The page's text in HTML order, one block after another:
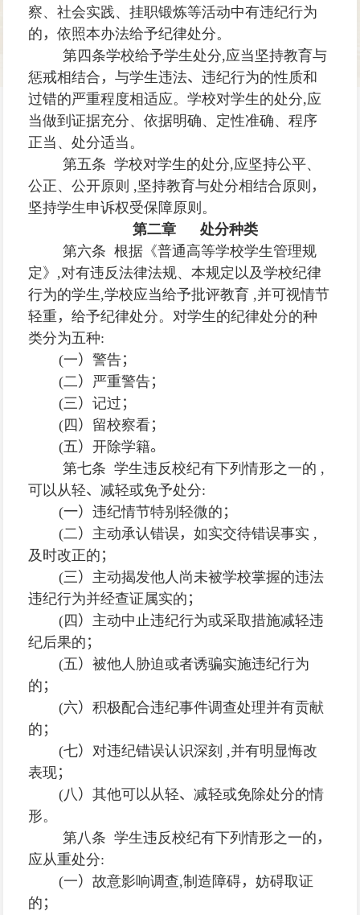
察、社会实践、挂职锻炼等活动中有违纪行为
的 ，依照本办法给予纪律处分。
第四条学校给予学生处分,应当坚持教育与
惩戒相结合 ，与学生违法、违纪行为的性质和
过错的严重程度相适应。学校对学生的处分,应
当做到证据充分、依据明确、定性准确、程序
正当、处分适当。
第五条 学校对学生的处分,应坚持公平、
公正、公开原则 ,坚持教育与处分相结合原则 ，
坚持学生申诉权受保障原则。
第二章 处分种类
第六条 根据《普通高等学校学生管理规
定》 ,对有违反法律法规、本规定以及学校纪律
行为的学生,学校应当给予批评教育 ,并可视情节
轻重 ，给予纪律处分。对学生的纪律处分的种
类分为五种:
(一） 警告；
(二） 严重警告；
(三） 记过 ；
(四 ） 留校察看；
(五） 开除学籍。
第七条 学生违反校纪有下列情形之一的 ,
可以从轻、减轻或免予处分:
(一） 违纪情节特别轻微的 ；
(二） 主动承认错误， 如实交待错误事实 ,
及时改正的 ；
(三） 主动揭发他人尚未被学校掌握的违法
违纪行为并经查证属实的 ；
(四 ） 主动中止违纪行为或采取措施减轻违
纪后果的 ；
(五） 被他人胁迫或者诱骗实施违纪行为
的 ；
(六） 积极配合违纪事件调查处理并有贡献
的 ；
(七） 对违纪错误认识深刻 ,并有明显悔改
表现；
(八 ） 其他可以从轻、 减轻或免除处分的情
形。
第八条 学生违反校纪有下列情形之一的 ，
应从重处分:
(一） 故意影响调查,制造障碍， 妨碍取证
的 ；